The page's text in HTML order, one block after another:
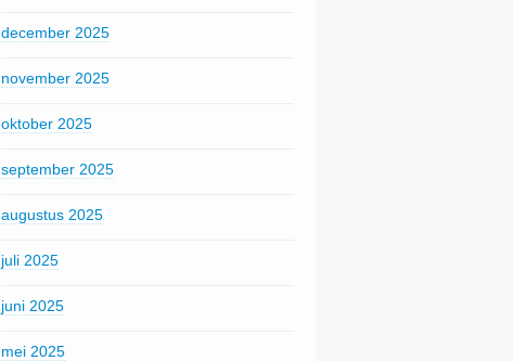
december 2025
november 2025
oktober 2025
september 2025
augustus 2025
juli 2025
juni 2025
mei 2025